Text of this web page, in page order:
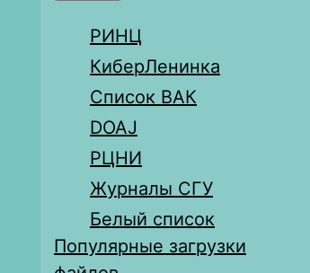
РИНЦ
КиберЛенинка
Список ВАК
DOAJ
РЦНИ
Журналы СГУ
Белый список
Популярные загрузки